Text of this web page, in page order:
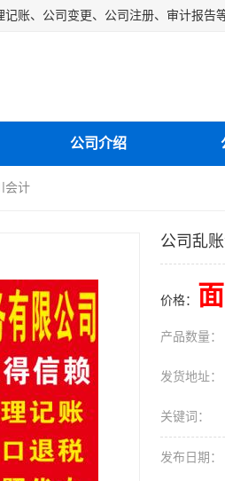
公司介绍
会计
公司乱
价格：
产品数量：
发货地址：
关键词：
发布日期：